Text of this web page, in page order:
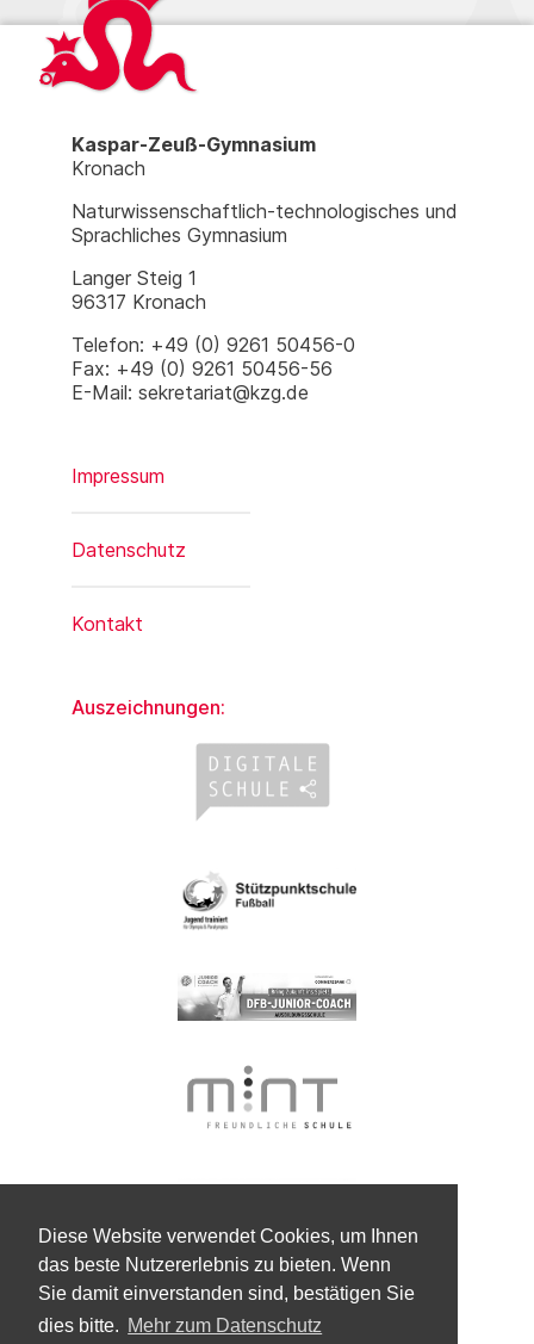
Diese Website verwendet Cookies, um Ihnen
das beste Nutzererlebnis zu bieten. Wenn
Sie damit einverstanden sind, bestätigen Sie
dies bitte. Mehr zum Datenschutz
Kaspar-Zeuß-Gymnasium
Kronach
Naturwissenschaftlich-technologisches und
Sprachliches Gymnasium
Langer Steig 1
96317 Kronach
Telefon: +49 (0) 9261 50456-0
Fax: +49 (0) 9261 50456-56
E-Mail: sekretariat@kzg.de
Impressum
Datenschutz
Kontakt
Auszeichnungen: